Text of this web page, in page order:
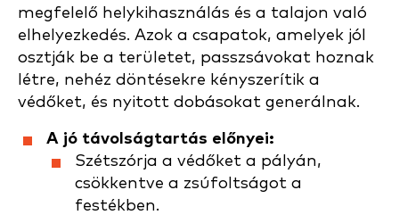
megfelelő helykihasználás és a talajon való
elhelyezkedés. Azok a csapatok, amelyek jól
osztják be a területet, passzsávokat hoznak
létre, nehéz döntésekre kényszerítik a
védőket, és nyitott dobásokat generálnak.
A jó távolságtartás előnyei:
Szétszórja a védőket a pályán,
csökkentve a zsúfoltságot a
festékben.